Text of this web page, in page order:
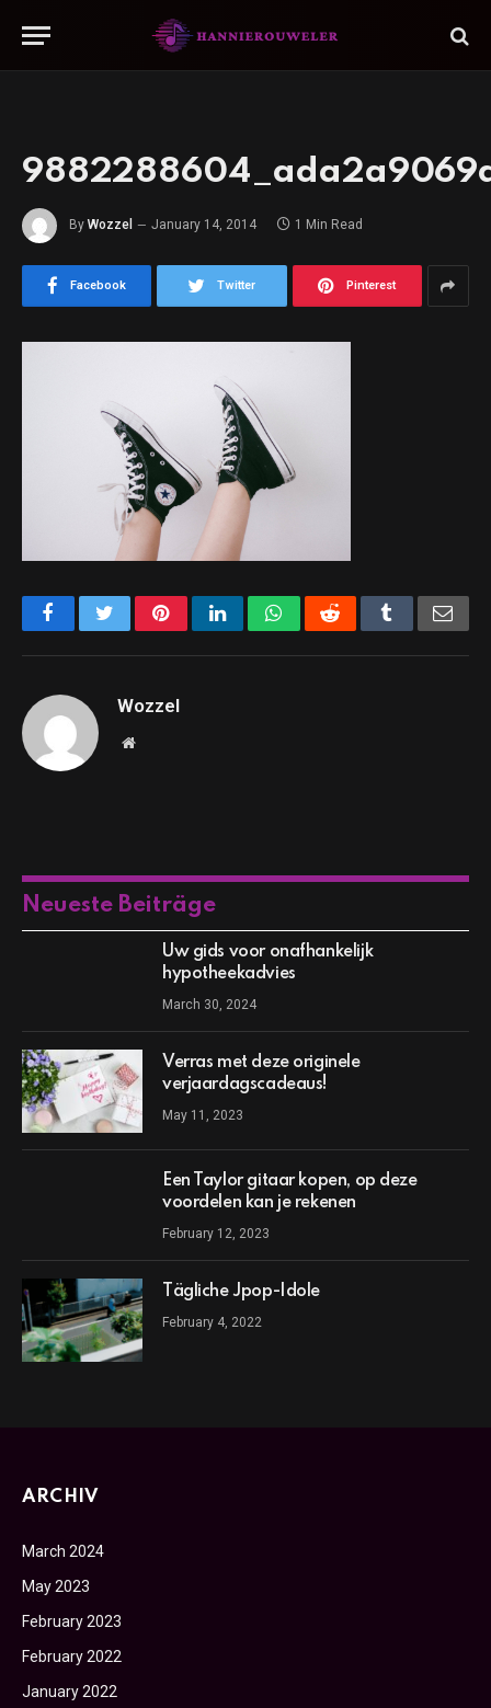
By Wozzel January 14, 2014 1 Min Read
Facebook Twitter Pinterest
FacebookTwitterPinterestLinkedInWhatsAppReddit Tumblr
Wozzel
Website
Neueste Beiträge
Uw gids voor onafhankelijk
hypotheekadvies
March 30, 2024
Verras met deze originele
verjaardagscadeaus!
May 11, 2023
Een Taylor gitaar kopen, op deze
voordelen kan je rekenen
February 12, 2023
Tägliche Jpop-Idole
February 4, 2022
ARCHIV
March 2024
May 2023
February 2023
February 2022
January 2022